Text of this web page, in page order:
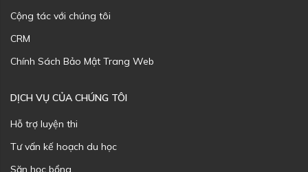
Cộng tác với chúng tôi
CRM
Chính Sách Bảo Mật Trang Web
DỊCH VỤ CỦA CHÚNG TÔI
Hỗ trợ luyện thi
Tư vấn kế hoạch du học
Săn học bổng